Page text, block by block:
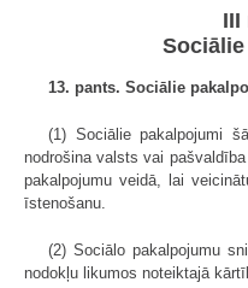
III
13. pants. Sociālie
(1) Sociālie pakalpojumi
nodrošina valsts vai
pakalpojumu veidā, lai
īstenošanu.
(2) Sociālo pakalpojumu
nodokļu likumos noteiktajā